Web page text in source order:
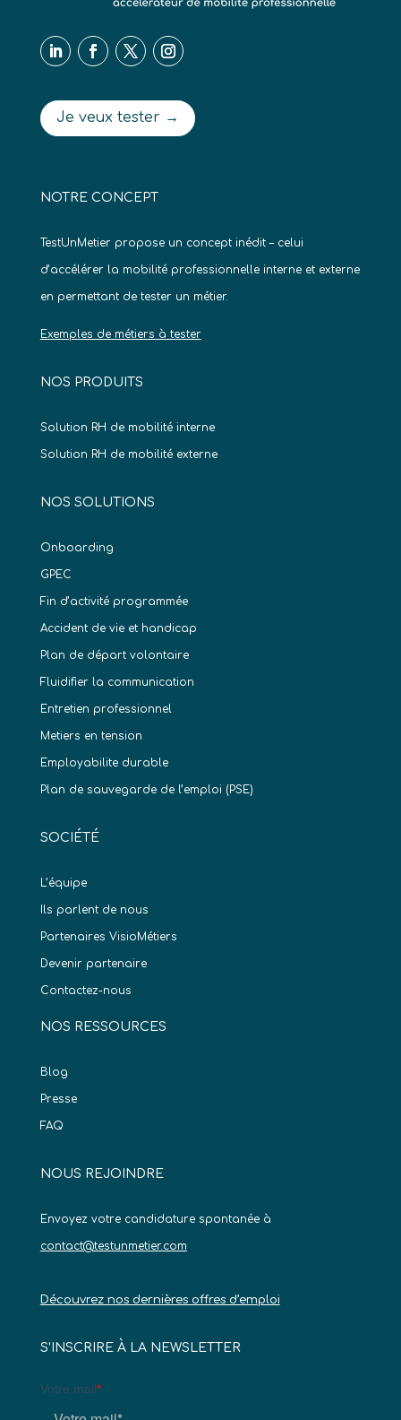
Je veux tester →
NOTRE CONCEPT
TestUnMetier propose un concept inédit – celui
d’accélérer la mobilité professionnelle interne et externe
en permettant de tester un métier.
Exemples de métiers à tester
NOS PRODUITS
Solution RH de mobilité interne
Solution RH de mobilité externe
NOS SOLUTIONS
Onboarding
GPEC
Fin d’activité programmée
Accident de vie et handicap
Plan de départ volontaire
Fluidifier la communication
Entretien professionnel
Metiers en tension
Employabilite durable
Plan de sauvegarde de l’emploi (PSE)
SOCIÉTÉ
L’équipe
Ils parlent de nous
Partenaires VisioMétiers
Devenir partenaire
Contactez-nous
NOS RESSOURCES
Blog
Presse
FAQ
NOUS REJOINDRE
Envoyez votre candidature spontanée à
contact@testunmetier.com
Découvrez nos dernières offres d’emploi
S’INSCRIRE À LA NEWSLETTER